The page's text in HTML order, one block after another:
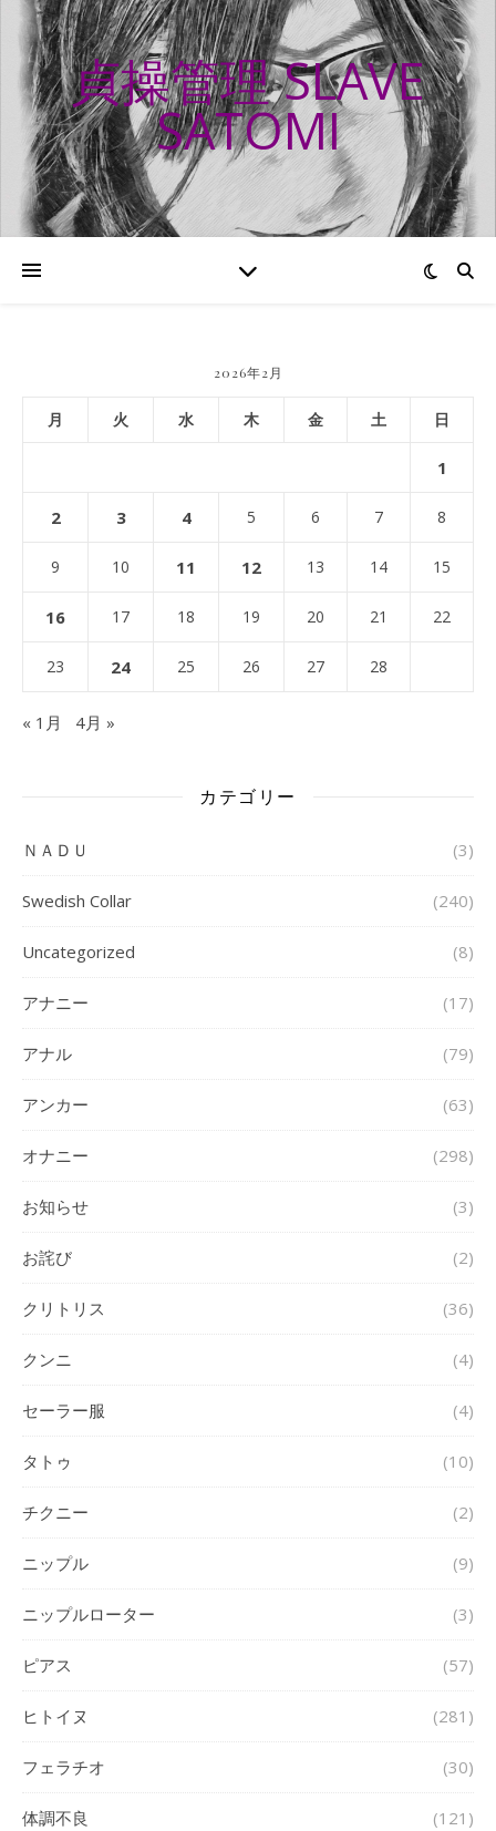
貞操管理 SLAVE
SATOMI
2026年2月
月 火 水 木 金 土 日
1
2 3 4 5 6 7 8
9 10 11 12 13 14 15
16 17 18 19 20 21 22
23 24 25 26 27 28
« 1月 4月 »
カテゴリー
ＮＡＤＵ (3)
Swedish Collar (240)
Uncategorized (8)
アナニー (17)
アナル (79)
アンカー (63)
オナニー (298)
お知らせ (3)
お詫び (2)
クリトリス (36)
クンニ (4)
セーラー服 (4)
タトゥ (10)
チクニー (2)
ニップル (9)
ニップルローター (3)
ピアス (57)
ヒトイヌ (281)
フェラチオ (30)
体調不良 (121)